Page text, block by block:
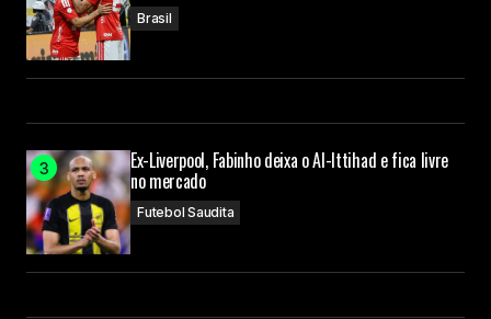
Brasil
Ex-Liverpool, Fabinho deixa o Al-Ittihad e fica livre
no mercado
Futebol Saudita